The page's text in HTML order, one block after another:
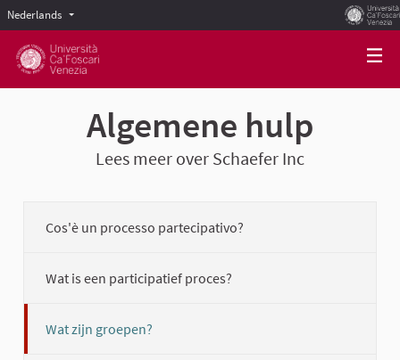
Nederlands Scegli la lingua
Algemene hulp
Lees meer over Schaefer Inc
Cos'è un processo partecipativo?
Wat is een participatief proces?
Wat zijn groepen?